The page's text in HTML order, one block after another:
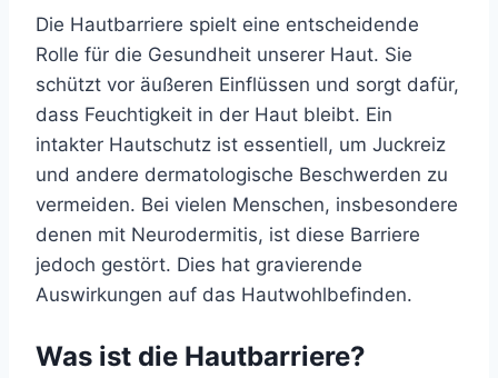
Die Hautbarriere spielt eine entscheidende
Rolle für die Gesundheit unserer Haut. Sie
schützt vor äußeren Einflüssen und sorgt dafür,
dass Feuchtigkeit in der Haut bleibt. Ein
intakter Hautschutz ist essentiell, um Juckreiz
und andere dermatologische Beschwerden zu
vermeiden. Bei vielen Menschen, insbesondere
denen mit Neurodermitis, ist diese Barriere
jedoch gestört. Dies hat gravierende
Auswirkungen auf das Hautwohlbefinden.
Was ist die Hautbarriere?